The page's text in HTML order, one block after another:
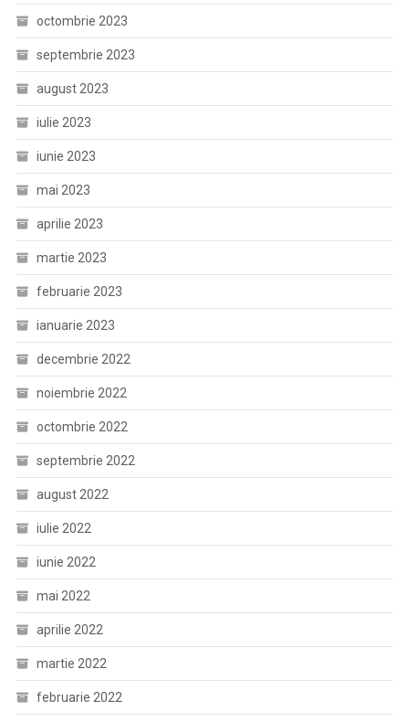
octombrie 2023
septembrie 2023
august 2023
iulie 2023
iunie 2023
mai 2023
aprilie 2023
martie 2023
februarie 2023
ianuarie 2023
decembrie 2022
noiembrie 2022
octombrie 2022
septembrie 2022
august 2022
iulie 2022
iunie 2022
mai 2022
aprilie 2022
martie 2022
februarie 2022